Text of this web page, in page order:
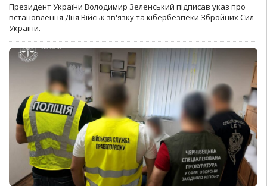
Президент України Володимир Зеленський підписав указ про
встановлення Дня Військ зв'язку та кібербезпеки Збройних Сил
України.